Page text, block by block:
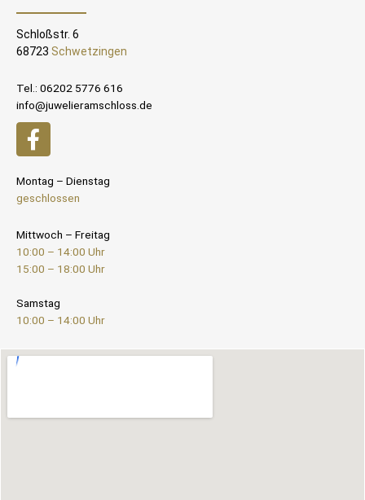
Schloßstr. 6
68723 Schwetzingen
Tel.: 06202 5776 616
info@juwelieramschloss.de
Montag – Dienstag
geschlossen
Mittwoch – Freitag
10:00 – 14:00 Uhr
15:00 – 18:00 Uhr
Samstag
10:00 – 14:00 Uhr